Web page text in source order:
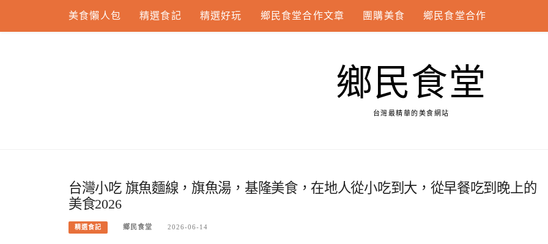
content
美食懶人包 精選食記 精選好玩 鄉民食堂合作文章 團購美食 鄉民食堂合作
鄉民食堂
台灣最精華的美食網站
台灣小吃 旗魚麵線，旗魚湯，基隆美食，在地人從小吃到大，從早餐吃到晚上的
美食2026
精選食記 鄉民食堂 2026-06-14